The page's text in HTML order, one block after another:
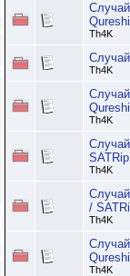
Th4K
Th4K
Th4K
SATRip
Th4K
/
Th4K
Th4K